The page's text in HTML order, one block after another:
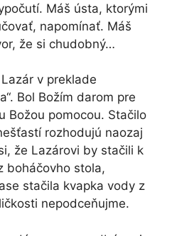
Máš ústa, ktorými
napomínať. Máš
že si chudobný…
v preklade
Bol Božím darom pre
Božou pomocou. Stačilo
rozhodujú naozaj
že Lazárovi by stačili k
boháčovho stola,
stačila kvapka vody z
nepodceňujme.